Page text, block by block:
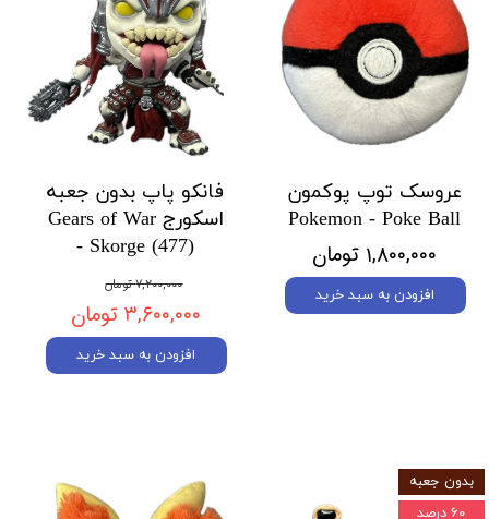
عروسک توپ پوکمون
Pokemon - Poke Ball
۱,۸۰۰,۰۰۰ تومان
افزودن به سبد خرید
فانکو پاپ بدون جعبه
اسکورج Gears of War
- Skorge (477)
۷,۲۰۰,۰۰۰ تومان
۳,۶۰۰,۰۰۰ تومان
افزودن به سبد خرید
بدون جعبه
۶۰ درصد